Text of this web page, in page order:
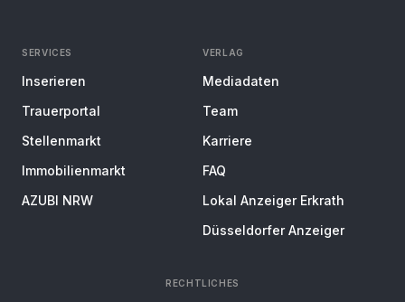
SERVICES
Inserieren
Trauerportal
Stellenmarkt
Immobilienmarkt
AZUBI NRW
VERLAG
Mediadaten
Team
Karriere
FAQ
Lokal Anzeiger Erkrath
Düsseldorfer Anzeiger
RECHTLICHES